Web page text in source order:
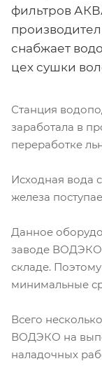
фильтров
снабжает
цех сушки
Станция
заработала в
переработке
Исходная вода
железа
Данное
заводе ВОДЭКО
складе.
минимальные
Всего
ВОДЭКО на
наладочных